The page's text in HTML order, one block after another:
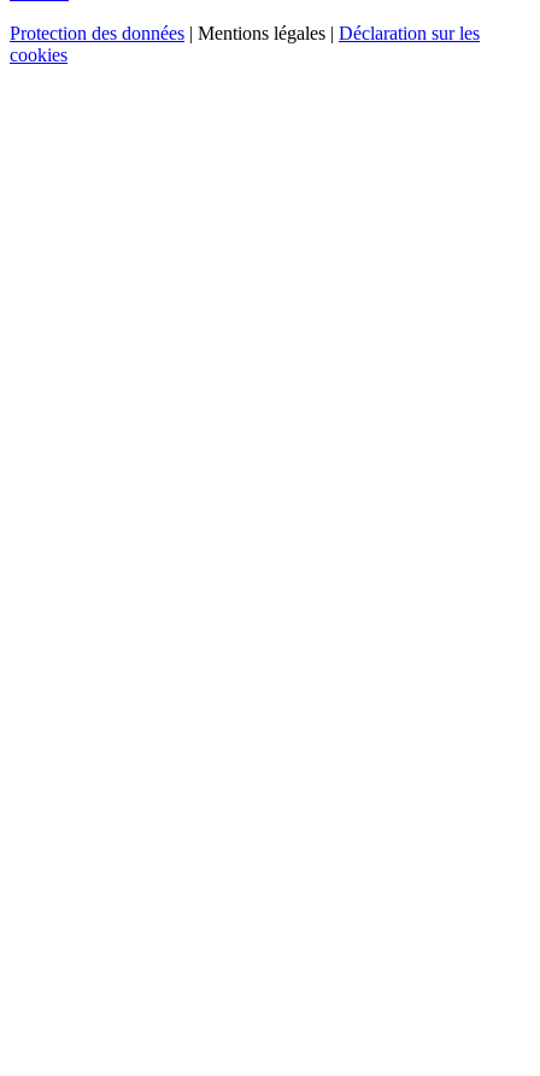
Protection des données | Mentions légales | Déclaration sur les
cookies